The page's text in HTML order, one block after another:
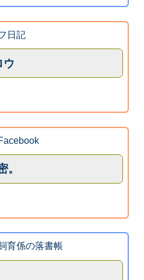
日記
。
育係の落書帳